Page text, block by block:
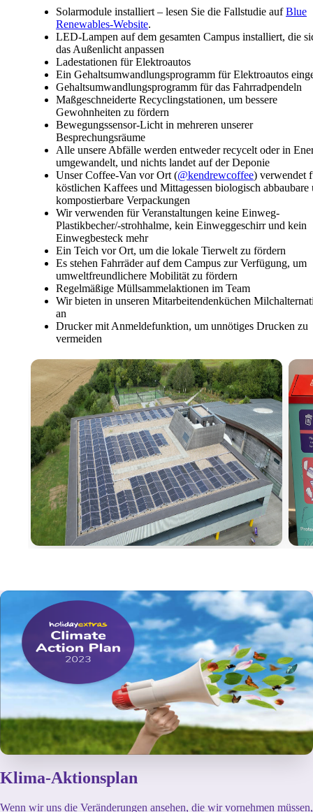
Solarmodule installiert – lesen Sie die Fallstudie aufBlue
Renewables-Website.
LED-Lampen auf dem gesamten Campus installiert, die
das Außenlicht anpassen
Ladestationen für Elektroautos
Ein Gehaltsumwandlungsprogramm für Elektroautos
Gehaltsumwandlungsprogramm für das Fahrradpendeln
Maßgeschneiderte Recyclingstationen, um bessere
Gewohnheiten zu fördern
Bewegungssensor-Licht in mehreren unserer
Besprechungsräume
Alle unsere Abfälle werden entweder recycelt oder in
umgewandelt, und nichts landet auf der Deponie
Unser Coffee-Van vor Ort (@kendrewcoffee) verwendet
köstlichen Kaffees und Mittagessen biologisch abbaubare
kompostierbare Verpackungen
Wir verwenden für Veranstaltungen keine Einweg-
Plastikbecher/-strohhalme, kein Einweggeschirr und kein
Einwegbesteck mehr
Ein Teich vor Ort, um die lokale Tierwelt zu fördern
Es stehen Fahrräder auf dem Campus zur Verfügung, um
umweltfreundlichere Mobilität zu fördern
Regelmäßige Müllsammelaktionen im Team
Wir bieten in unseren Mitarbeitendenküchen
an
Drucker mit Anmeldefunktion, um unnötiges Drucken zu
vermeiden
Klima-Aktionsplan
Wenn wir uns die Veränderungen ansehen, die wir vornehmen müssen,